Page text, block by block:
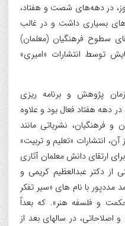
در دهه‌های شصت و هفتاد،
بسیاری داشت و در غالب
سطوح فرهنگیان (معلمان)
توسط انتشارات «امیری»
پژوهش و برنامه ریزی
دهه هفتاد فعال بود و علاوه
و فرهنگیان، نشریاتی مانند
انتشارات «تعلیم و تربیت»
ارتقای دانش معلمان آثاری
از دکتر عبدالعظیم کریمی و
مددپور با نام های «سیر تفکر
و فلسفه هنر». که بعداً
اصلاحاتی، در سالهای بعد از